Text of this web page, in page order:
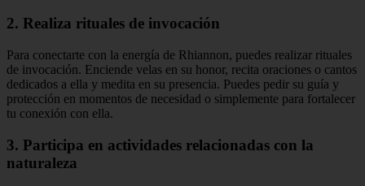
2. Realiza rituales de invocación
Para conectarte con la energía de Rhiannon, puedes realizar rituales
de invocación. Enciende velas en su honor, recita oraciones o cantos
dedicados a ella y medita en su presencia. Puedes pedir su guía y
protección en momentos de necesidad o simplemente para fortalecer
tu conexión con ella.
3. Participa en actividades relacionadas con la
naturaleza